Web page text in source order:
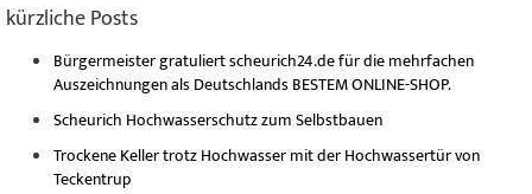
kürzliche Posts
Bürgermeister gratuliert scheurich24.de für die mehrfachen
Auszeichnungen als Deutschlands BESTEM ONLINE-SHOP.
Scheurich Hochwasserschutz zum Selbstbauen
Trockene Keller trotz Hochwasser mit der Hochwassertür von
Teckentrup